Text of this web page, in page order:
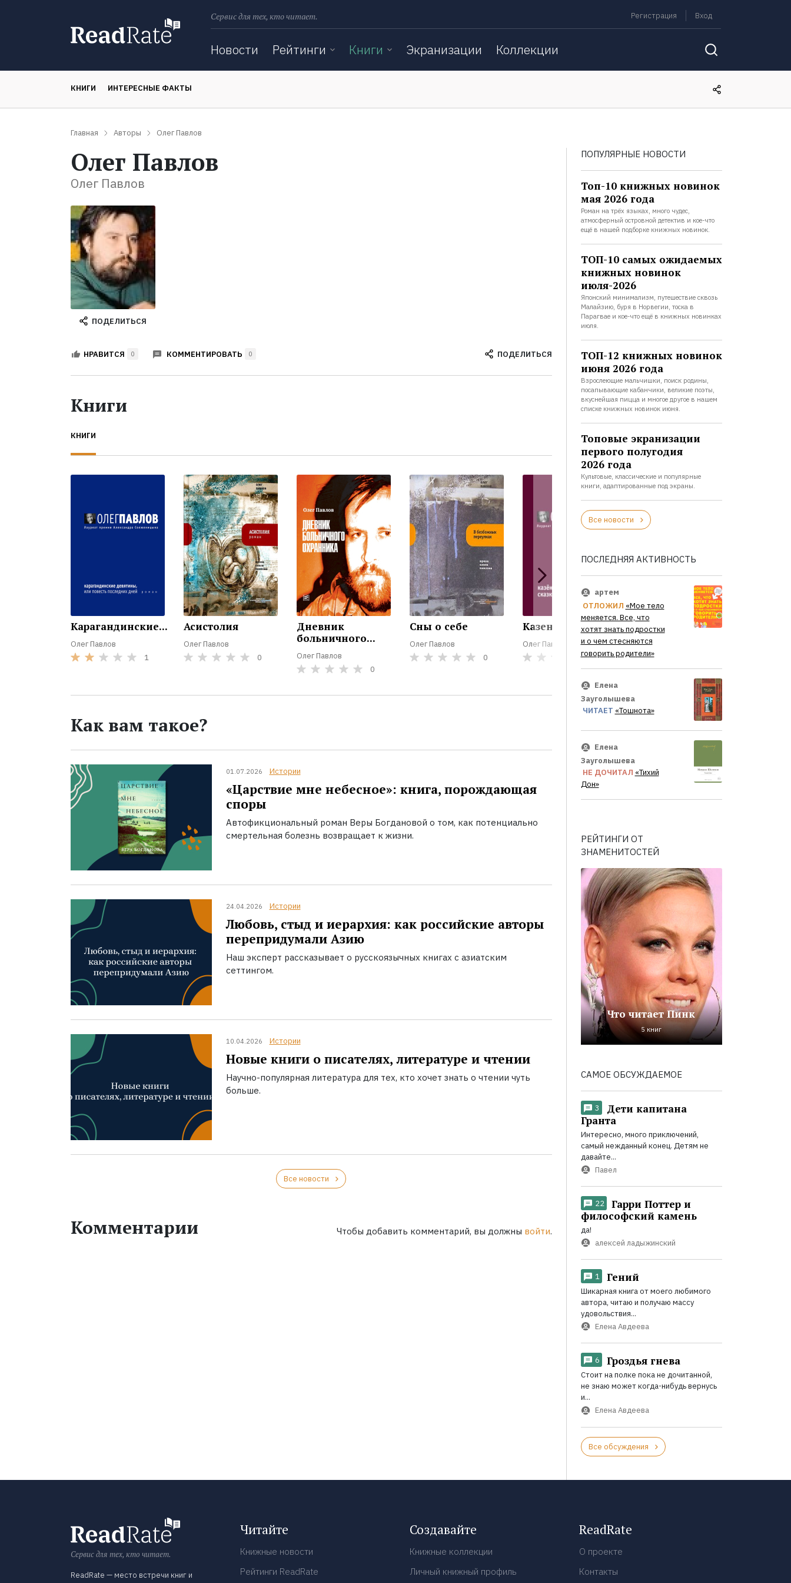
Сервис для тех, кто читает. Регистрация Вход
Новости Рейтинги Книги Экранизации Коллекции
КНИГИ ИНТЕРЕСНЫЕ ФАКТЫ
Главная Авторы Олег Павлов
Олег Павлов
Олег Павлов
ПОДЕЛИТЬСЯ
НРАВИТСЯ 0 КОММЕНТИРОВАТЬ 0 ПОДЕЛИТЬСЯ
Книги
КНИГИ
Карагандинские...
Олег Павлов
1
Асистолия
Олег Павлов
0
Дневник
больничного...
Олег Павлов
0
Сны о себе
Олег Павлов
0
Казенная сказка
Олег Павлов
0
Школьники
Олег Павлов
Как вам такое?
01.07.2026 Истории
«Царствие мне небесное»: книга, порождающая
споры
Автофикциональный роман Веры Богдановой о том, как потенциально
смертельная болезнь возвращает к жизни.
24.04.2026 Истории
Любовь, стыд и иерархия: как российские авторы
перепридумали Азию
Наш эксперт рассказывает о русскоязычных книгах с азиатским
сеттингом.
10.04.2026 Истории
Новые книги о писателях, литературе и чтении
Научно-популярная литература для тех, кто хочет знать о чтении чуть
больше.
Все новости
Комментарии Чтобы добавить комментарий, вы должны войти.
ПОПУЛЯРНЫЕ НОВОСТИ
Топ-10 книжных новинок
мая 2026 года
Роман на трёх языках, много чудес,
атмосферный островной детектив и кое-что
ещё в нашей подборке книжных новинок.
ТОП-10 самых ожидаемых
книжных новинок
июля-2026
Японский минимализм, путешествие сквозь
Малайзию, буря в Норвегии, тоска в
Парагвае и кое-что ещё в книжных новинках
июля.
ТОП-12 книжных новинок
июня 2026 года
Взрослеющие мальчишки, поиск родины,
посапывающие кабанчики, великие поэты,
вкуснейшая пицца и многое другое в нашем
списке книжных новинок июня.
Топовые экранизации
первого полугодия
2026 года
Культовые, классические и популярные
книги, адаптированные под экраны.
Все новости
ПОСЛЕДНЯЯ АКТИВНОСТЬ
артем
ОТЛОЖИЛ «Мое тело
меняется. Все, что
хотят знать подростки
и о чем стесняются
говорить родители»
Елена
Зауголышева
ЧИТАЕТ «Тошнота»
Елена
Зауголышева
НЕ ДОЧИТАЛ «Тихий
Дон»
РЕЙТИНГИ ОТ
ЗНАМЕНИТОСТЕЙ
Что читает Пинк
5 книг
САМОЕ ОБСУЖДАЕМОЕ
3
Дети капитана
Гранта
Интересно, много приключений,
самый нежданный конец. Детям не
давайте...
Павел
22
Гарри Поттер и
философский камень
да!
алексей ладыжинский
1 Гений
Шикарная книга от моего любимого
автора, читаю и получаю массу
удовольствия...
Елена Авдеева
6 Гроздья гнева
Стоит на полке пока не дочитанной,
не знаю может когда-нибудь вернусь
и...
Елена Авдеева
Все обсуждения
Сервис для тех, кто читает.
ReadRate — место встречи книг и
Читайте
Книжные новости
Рейтинги ReadRate
Создавайте
Книжные коллекции
Личный книжный профиль
ReadRate
О проекте
Контакты